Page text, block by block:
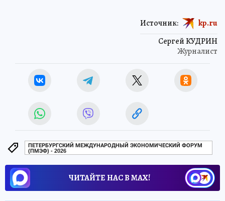
Сергей КУДРИН
Журналист
Источник: kp.ru
ПЕТЕРБУРГСКИЙ МЕЖДУНАРОДНЫЙ ЭКОНОМИЧЕСКИЙ ФОРУМ
(ПМЭФ) - 2026
ЧИТАЙТЕ НАС В МАХ!